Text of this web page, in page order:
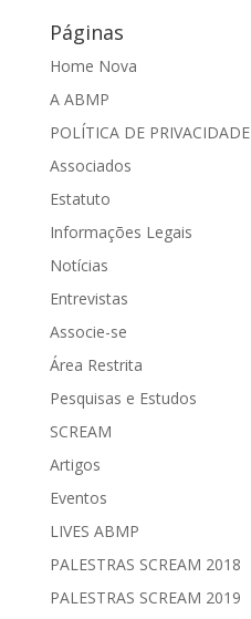
Páginas
Home Nova
A ABMP
POLÍTICA DE PRIVACIDADE
Associados
Estatuto
Informações Legais
Notícias
Entrevistas
Associe-se
Área Restrita
Pesquisas e Estudos
SCREAM
Artigos
Eventos
LIVES ABMP
PALESTRAS SCREAM 2018
PALESTRAS SCREAM 2019